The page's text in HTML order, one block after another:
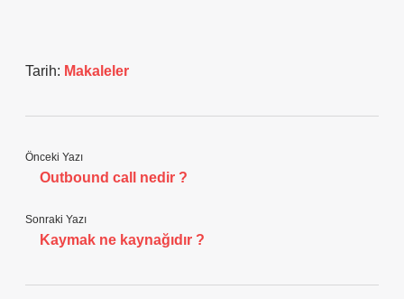
Tarih: Makaleler
Önceki Yazı
Outbound call nedir ?
Sonraki Yazı
Kaymak ne kaynağıdır ?